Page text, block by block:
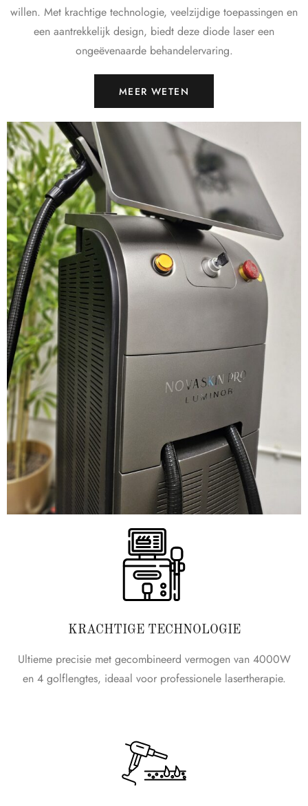
willen. Met krachtige technologie, veelzijdige toepassingen en
een aantrekkelijk design, biedt deze diode laser een
ongeëvenaarde behandelervaring.
MEER WETEN
KRACHTIGE TECHNOLOGIE
Ultieme precisie met gecombineerd vermogen van 4000W
en 4 golflengtes, ideaal voor professionele lasertherapie.